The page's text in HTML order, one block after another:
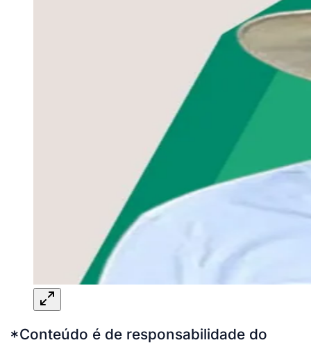
*Conteúdo é de responsabilidade do